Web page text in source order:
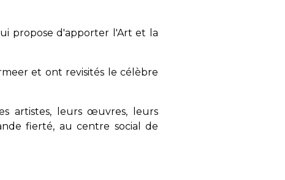
propose d'apporter l'Art et la
et ont revisités le célèbre
artistes, leurs œuvres, leurs
fierté, au centre social de